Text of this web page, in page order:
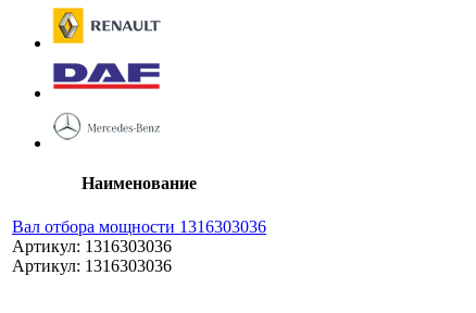
Наименование
Вал отбора мощности 1316303036
Артикул: 1316303036
Артикул: 1316303036